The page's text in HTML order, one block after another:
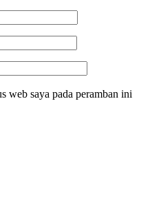
web saya pada peramban ini